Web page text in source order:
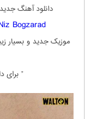
دانلود آهنگ جدید
Bogzarad
موزیک جدید و بسیار
” برای